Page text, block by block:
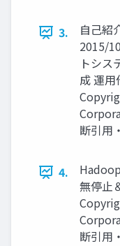
3.
自己紹
2015/
トシス
成 運用
断引用
4.
無停止
断引用